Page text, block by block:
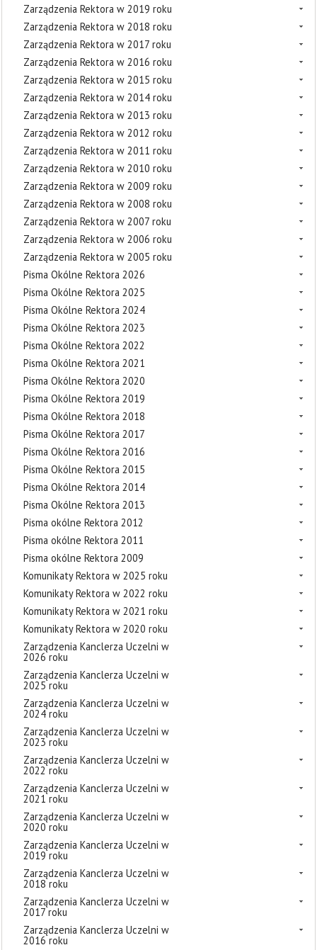
Zarządzenia Rektora w 2019 roku
Zarządzenia Rektora w 2018 roku
Zarządzenia Rektora w 2017 roku
Zarządzenia Rektora w 2016 roku
Zarządzenia Rektora w 2015 roku
Zarządzenia Rektora w 2014 roku
Zarządzenia Rektora w 2013 roku
Zarządzenia Rektora w 2012 roku
Zarządzenia Rektora w 2011 roku
Zarządzenia Rektora w 2010 roku
Zarządzenia Rektora w 2009 roku
Zarządzenia Rektora w 2008 roku
Zarządzenia Rektora w 2007 roku
Zarządzenia Rektora w 2006 roku
Zarządzenia Rektora w 2005 roku
Pisma Okólne Rektora 2026
Pisma Okólne Rektora 2025
Pisma Okólne Rektora 2024
Pisma Okólne Rektora 2023
Pisma Okólne Rektora 2022
Pisma Okólne Rektora 2021
Pisma Okólne Rektora 2020
Pisma Okólne Rektora 2019
Pisma Okólne Rektora 2018
Pisma Okólne Rektora 2017
Pisma Okólne Rektora 2016
Pisma Okólne Rektora 2015
Pisma Okólne Rektora 2014
Pisma Okólne Rektora 2013
Pisma okólne Rektora 2012
Pisma okólne Rektora 2011
Pisma okólne Rektora 2009
Komunikaty Rektora w 2025 roku
Komunikaty Rektora w 2022 roku
Komunikaty Rektora w 2021 roku
Komunikaty Rektora w 2020 roku
Zarządzenia Kanclerza Uczelni w
2026 roku
Zarządzenia Kanclerza Uczelni w
2025 roku
Zarządzenia Kanclerza Uczelni w
2024 roku
Zarządzenia Kanclerza Uczelni w
2023 roku
Zarządzenia Kanclerza Uczelni w
2022 roku
Zarządzenia Kanclerza Uczelni w
2021 roku
Zarządzenia Kanclerza Uczelni w
2020 roku
Zarządzenia Kanclerza Uczelni w
2019 roku
Zarządzenia Kanclerza Uczelni w
2018 roku
Zarządzenia Kanclerza Uczelni w
2017 roku
Zarządzenia Kanclerza Uczelni w
2016 roku